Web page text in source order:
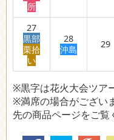
所
27
黒部
栗拾
い
28
沖島
29
※黒字は花火大会ツア
※満席の場合がござい
先の商品ページをご覧